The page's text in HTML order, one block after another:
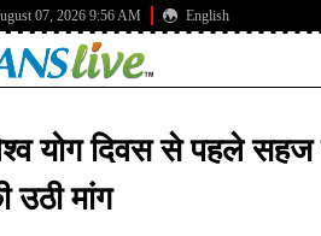
07, 2026 9:56 AM English
योग दिवस से पहले
उठी मांग